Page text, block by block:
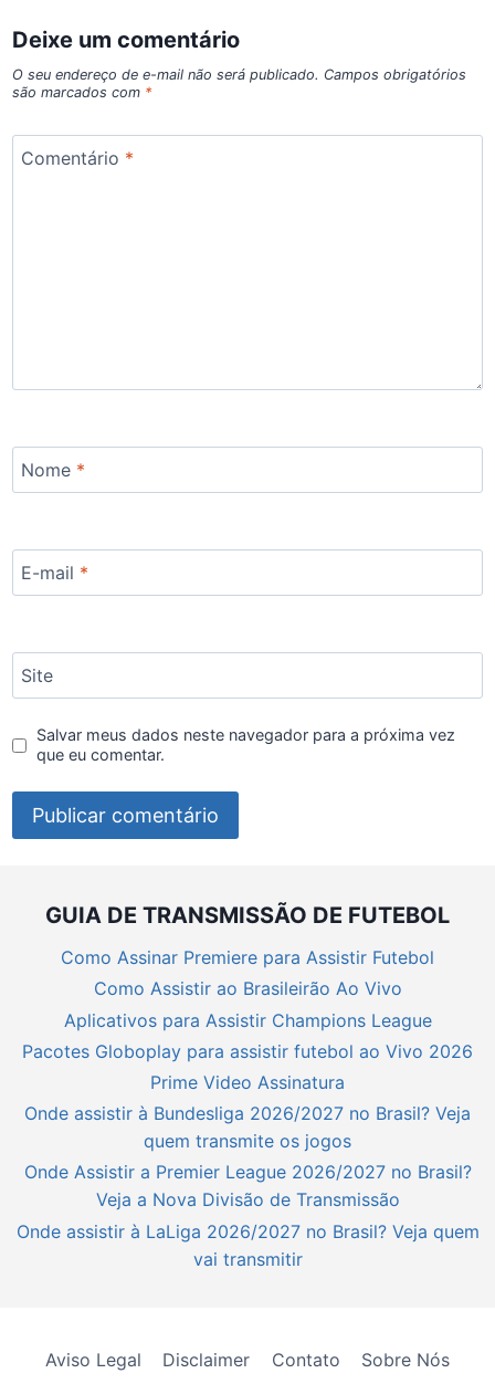
Deixe um comentário
O seu endereço de e-mail não será publicado. Campos obrigatórios
são marcados com *
Comentário *
Nome *
E-mail *
Site
Salvar meus dados neste navegador para a próxima vez
que eu comentar.
GUIA DE TRANSMISSÃO DE FUTEBOL
Como Assinar Premiere para Assistir Futebol
Como Assistir ao Brasileirão Ao Vivo
Aplicativos para Assistir Champions League
Pacotes Globoplay para assistir futebol ao Vivo 2026
Prime Video Assinatura
Onde assistir à Bundesliga 2026/2027 no Brasil? Veja
quem transmite os jogos
Onde Assistir a Premier League 2026/2027 no Brasil?
Veja a Nova Divisão de Transmissão
Onde assistir à LaLiga 2026/2027 no Brasil? Veja quem
vai transmitir
Aviso Legal Disclaimer Contato Sobre Nós